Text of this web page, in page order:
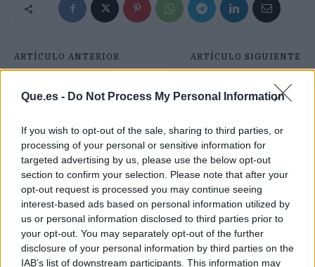
Que.es - Do Not Process My Personal Information
If you wish to opt-out of the sale, sharing to third parties, or
processing of your personal or sensitive information for
targeted advertising by us, please use the below opt-out
section to confirm your selection. Please note that after your
opt-out request is processed you may continue seeing
interest-based ads based on personal information utilized by
us or personal information disclosed to third parties prior to
your opt-out. You may separately opt-out of the further
disclosure of your personal information by third parties on the
IAB’s list of downstream participants. This information may
ARTÍCULO ANTERIOR
LOS BICHOS QUE
(AUNQUE NO LOS VEAS)
ARTÍCULO SIGUIENTE
FORMAS DE ELIMINAR
EL VELLO SIN DOLOR